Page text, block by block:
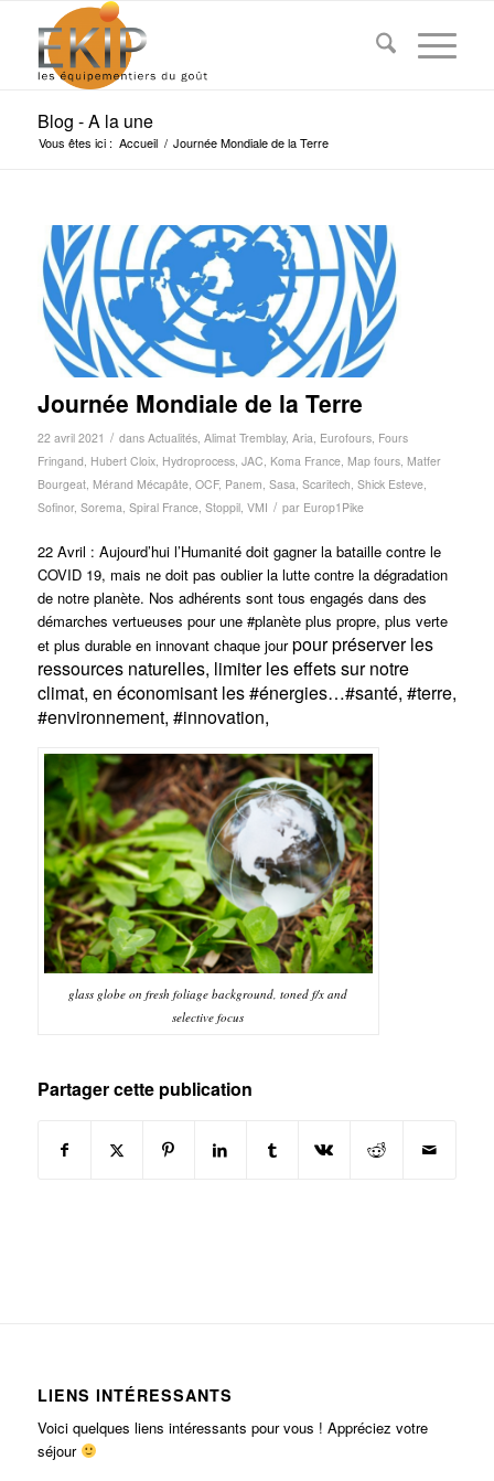
Blog - A la une
Vous êtes ici : Accueil / Journée Mondiale de la Terre
Journée Mondiale de la Terre
22 avril 2021 / dans Actualités, Alimat Tremblay, Aria, Eurofours, Fours
Fringand, Hubert Cloix, Hydroprocess, JAC, Koma France, Map fours, Matfer
Bourgeat, Mérand Mécapâte, OCF, Panem, Sasa, Scaritech, Shick Esteve,
Sofinor, Sorema, Spiral France, Stoppil, VMI / par Europ1Pike
22 Avril : Aujourd’hui l’Humanité doit gagner la bataille contre le
COVID 19, mais ne doit pas oublier la lutte contre la dégradation
de notre planète. Nos adhérents sont tous engagés dans des
démarches vertueuses pour une #planète plus propre, plus verte
et plus durable en innovant chaque jourpour préserver les
ressources naturelles, limiter les effets sur notre
climat, en économisant les #énergies…#santé, #terre,
#environnement, #innovation,
glass globe on fresh foliage background, toned f/x and
selective focus
Partager cette publication
LIENS INTÉRESSANTS
Voici quelques liens intéressants pour vous ! Appréciez votre
séjour